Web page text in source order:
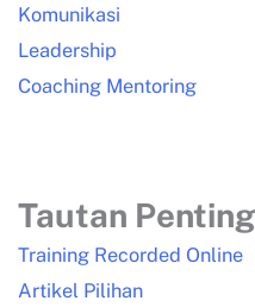
Komunikasi
Leadership
Coaching Mentoring
Tautan Penting
Training Recorded Online
Artikel Pilihan